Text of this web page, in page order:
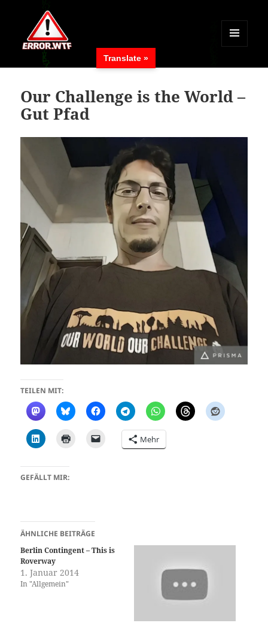
MENÜ
WIDGETS
Our Challenge is the World –
Gut Pfad
TEILEN MIT:
Mehr
GEFÄLLT MIR:
ÄHNLICHE BEITRÄGE
Berlin Contingent – This is
Roverway
1. Januar 2014
In "Allgemein"
Translate »